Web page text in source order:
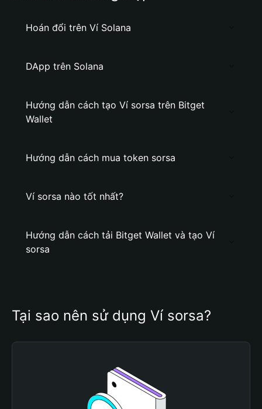
Hoán đổi trên Ví Solana
DApp trên Solana
Hướng dẫn cách tạo Ví sorsa trên Bitget
Wallet
Hướng dẫn cách mua token sorsa
Ví sorsa nào tốt nhất?
Hướng dẫn cách tải Bitget Wallet và tạo Ví
sorsa
Tại sao nên sử dụng Ví sorsa?